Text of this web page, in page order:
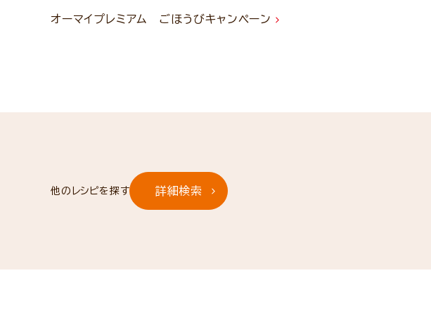
オーマイプレミアム ごほうびキャンペーン
他のレシピを探す 詳細検索